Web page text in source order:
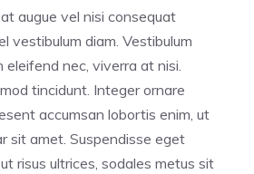
augue vel nisi consequat
vestibulum diam. Vestibulum
eleifend nec, viverra at nisi.
tincidunt. Integer ornare
accumsan lobortis enim, ut
sit amet. Suspendisse eget
risus ultrices, sodales metus sit